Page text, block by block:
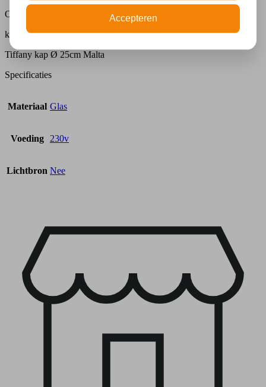
Opening: 1 cm
kap geschikt voor o.a plafondlamp / hanglamp of tafellamp
Tiffany kap Ø 25cm Malta
Specificaties
Materiaal Glas
Voeding 230v
Lichtbron Nee
Accepteren